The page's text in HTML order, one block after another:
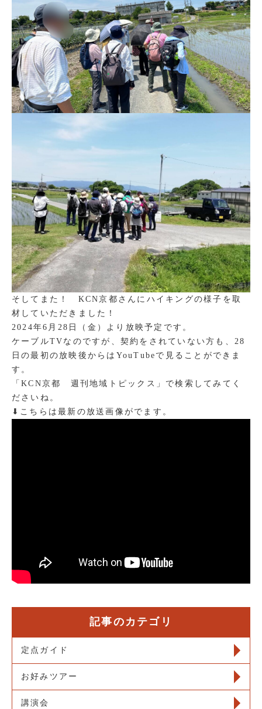
そしてまた！ KCN京都さんにハイキングの様子を取
材していただきました！
2024年6月28日（金）より放映予定です。
ケーブルTVなのですが、契約をされていない方も、28
日の最初の放映後からはYouTubeで見ることができま
す。
「KCN京都 週刊地域トピックス」で検索してみてく
ださいね。
⬇︎こちらは最新の放送画像がでます。
記事のカテゴリ
定点ガイド
お好みツアー
講演会